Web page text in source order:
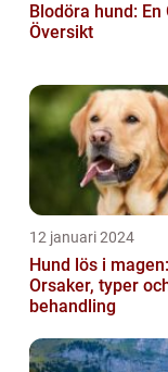
Blodöra hund: En
Översikt
12 januari 2024
Hund lös i magen:
Orsaker, typer
behandling